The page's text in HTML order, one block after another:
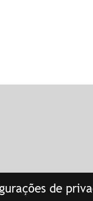
de